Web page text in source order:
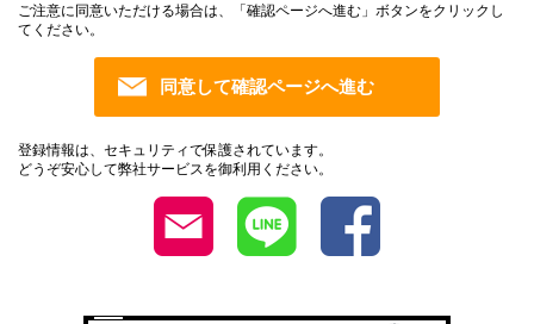
ご注意に同意いただける場合は、「確認ページへ進む」ボタンをクリックし
てください。
登録情報は、セキュリティで保護されています。
どうぞ安心して弊社サービスを御利用ください。